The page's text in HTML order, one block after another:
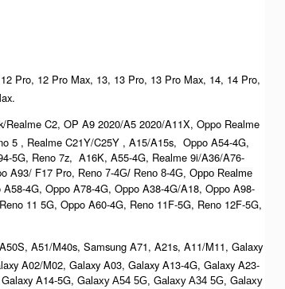
Pro, 12 Pro Max, 13, 13 Pro, 13 Pro Max, 14, 14 Pro,
C2, OP A9 2020/A5 2020/A11X, Oppo Realme
5 , Realme C21Y/C25Y , A15/A15s, Oppo A54-4G,
5G, Reno 7z, A16K, A55-4G, Realme 9i/A36/A76-
A93/ F17 Pro, Reno 7-4G/ Reno 8-4G, Oppo Realme
A58-4G, Oppo A78-4G, Oppo A38-4G/A18, Oppo A98-
11 5G, Oppo A60-4G, Reno 11F-5G, Reno 12F-5G,
A51/M40s, Samsung A71, A21s, A11/M11, Galaxy
A02/M02, Galaxy A03, Galaxy A13-4G, Galaxy A23-
A14-5G, Galaxy A54 5G, Galaxy A34 5G, Galaxy